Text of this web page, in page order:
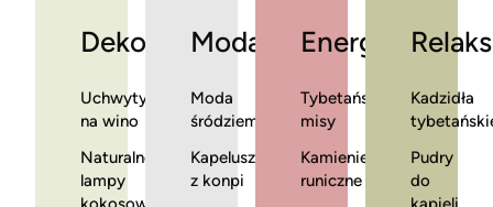
Dekoracje
Uchwyty
na wino
Naturalne
lampy
Moda
Moda
śródziemnomorska
Kapelusze
z konpi
Energia
Tybetańskie
misy
Kamienie
runiczne
Relaks
Kadzidła
Pudry
do